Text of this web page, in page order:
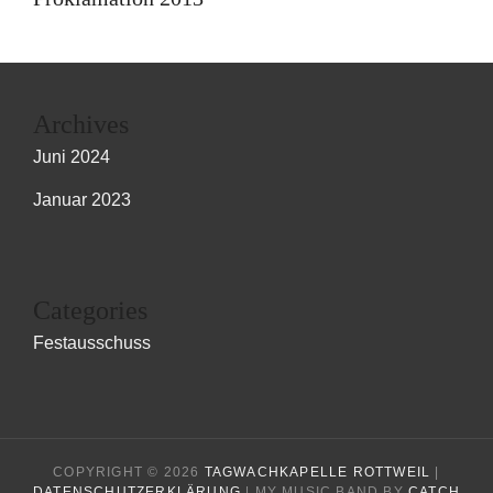
Juni 2024
Januar 2023
Festausschuss
COPYRIGHT © 2026 TAGWACHKAPELLE ROTTWEIL
|